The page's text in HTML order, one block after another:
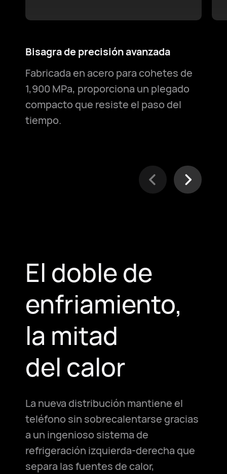
Bisagra de precisión avanzada
Fabricada en acero para cohetes de
1,900 MPa, proporciona un plegado
compacto que resiste el paso del
tiempo.
El doble de
enfriamiento,
la mitad
del calor
La nueva distribución mantiene el
teléfono sin sobrecalentarse gracias
a un ingenioso sistema de
refrigeración izquierda-derecha que
separa las fuentes de calor,